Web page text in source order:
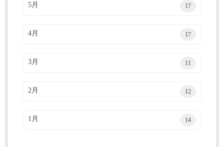
5月 17
4月 17
3月 11
2月 12
1月 14